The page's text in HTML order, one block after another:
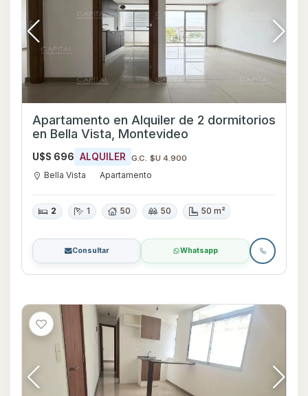
Apartamento en Alquiler de 2 dormitorios
en Bella Vista, Montevideo
U$S 696 ALQUILER G.C. $U 4.900
Bella Vista Apartamento
2 1 50 50 50 m²
Consultar Whatsapp